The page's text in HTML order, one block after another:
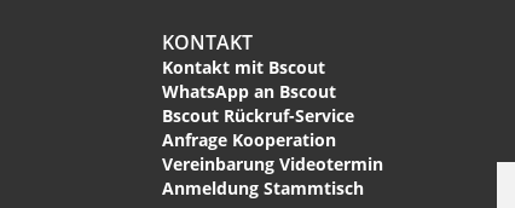
KONTAKT
Kontakt mit Bscout
WhatsApp an Bscout
Bscout Rückruf-Service
Anfrage Kooperation
Vereinbarung Videotermin
Anmeldung Stammtisch